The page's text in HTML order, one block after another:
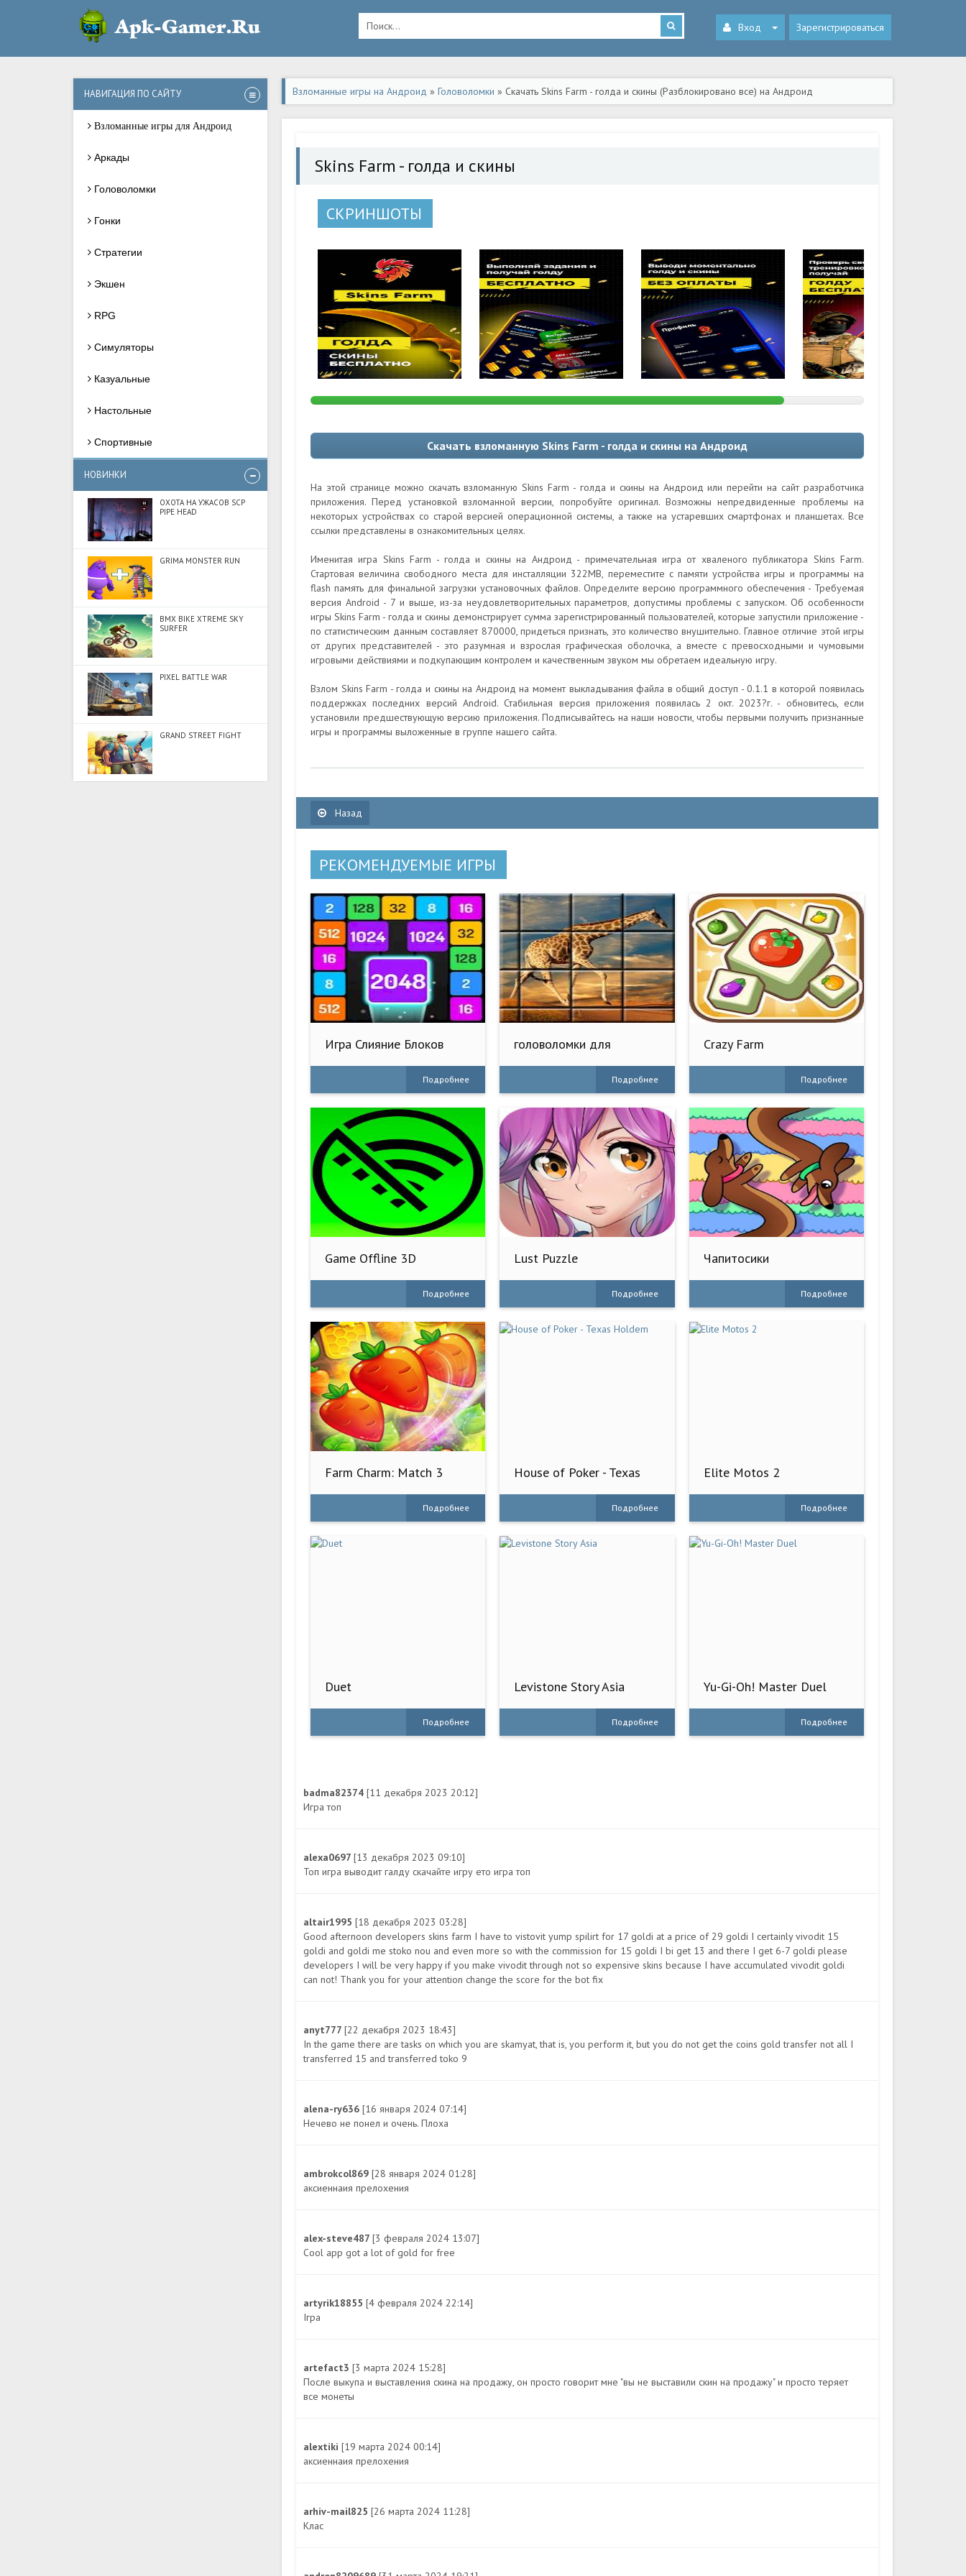
Вход Зарегистрироваться
НАВИГАЦИЯ ПО САЙТУ
Взломанные игры для Андроид
Аркады
Головоломки
Гонки
Стратегии
Экшен
RPG
Симуляторы
Казуальные
Настольные
Спортивные
НОВИНКИ
ОХОТА НА УЖАСОВ SCP
PIPE HEAD
GRIMA MONSTER RUN
BMX BIKE XTREME SKY
SURFER
PIXEL BATTLE WAR
GRAND STREET FIGHT
Взломанные игры на Андроид » Головоломки » Скачать Skins Farm - голда и скины (Разблокировано все) на Андроид
Skins Farm - голда и скины
СКРИНШОТЫ
Скачать взломанную Skins Farm - голда и скины на Андроид
На этой странице можно скачать взломанную Skins Farm - голда и скины на Андроид или перейти на сайт разработчика
приложения. Перед установкой взломанной версии, попробуйте оригинал. Возможны непредвиденные проблемы на
некоторых устройствах со старой версией операционной системы, а также на устаревших смартфонах и планшетах. Все
ссылки представлены в ознакомительных целях.
Именитая игра Skins Farm - голда и скины на Андроид - примечательная игра от хваленого публикатора Skins Farm.
Стартовая величина свободного места для инсталляции 322MB, переместите с памяти устройства игры и программы на
flash память для финальной загрузки установочных файлов. Определите версию программного обеспечения - Требуемая
версия Android - 7 и выше, из-за неудовлетворительных параметров, допустимы проблемы с запуском. Об особенности
игры Skins Farm - голда и скины демонстрирует сумма зарегистрированный пользователей, которые запустили приложение -
по статистическим данным составляет 870000, придеться признать, это количество внушительно. Главное отличие этой игры
от других представителей - это разумная и взрослая графическая оболочка, а вместе с превосходными и чумовыми
игровыми действиями и подкупающим контролем и качественным звуком мы обретаем идеальную игру.
Взлом Skins Farm - голда и скины на Андроид на момент выкладывания файла в общий доступ - 0.1.1 в которой появилась
поддержках последних версий Android. Стабильная версия приложения появилась 2 окт. 2023?г. - обновитесь, если
установили предшествующую версию приложения. Подписывайтесь на наши новости, чтобы первыми получить признанные
игры и программы выложенные в группе нашего сайта.
Назад
РЕКОМЕНДУЕМЫЕ ИГРЫ
Игра Слияние Блоков
Подробнее
головоломки для
Подробнее
Crazy Farm
Подробнее
Game Offline 3D
Подробнее
Lust Puzzle
Подробнее
Чапитосики
Подробнее
Farm Charm: Match 3
Подробнее
House of Poker - Texas
Подробнее
Elite Motos 2
Подробнее
Duet
Подробнее
Levistone Story Asia
Подробнее
Yu-Gi-Oh! Master Duel
Подробнее
badma82374 [11 декабря 2023 20:12]
Игра топ
alexa0697 [13 декабря 2023 09:10]
Топ игра выводит галду скачайте игру ето игра топ
altair1995 [18 декабря 2023 03:28]
Good afternoon developers skins farm I have to vistovit yump spilirt for 17 goldi at a price of 29 goldi I certainly vivodit 15
goldi and goldi me stoko nou and even more so with the commission for 15 goldi I bi get 13 and there I get 6-7 goldi please
developers I will be very happy if you make vivodit through not so expensive skins because I have accumulated vivodit goldi
can not! Thank you for your attention change the score for the bot fix
anyt777 [22 декабря 2023 18:43]
In the game there are tasks on which you are skamyat, that is, you perform it, but you do not get the coins gold transfer not all I
transferred 15 and transferred toko 9
alena-ry636 [16 января 2024 07:14]
Нечево не понел и очень. Плоха
ambrokcol869 [28 января 2024 01:28]
аксиеннаия прелохения
alex-steve487 [3 февраля 2024 13:07]
Cool app got a lot of gold for free
artyrik18855 [4 февраля 2024 22:14]
Ігра
artefact3 [3 марта 2024 15:28]
После выкупа и выставления скина на продажу, он просто говорит мне "вы не выставили скин на продажу" и просто теряет
все монеты
alextiki [19 марта 2024 00:14]
аксиеннаия прелохения
arhiv-mail825 [26 марта 2024 11:28]
Клас